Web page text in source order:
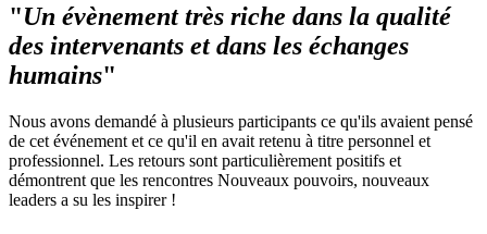
"Un évènement très riche dans la qualité
des intervenants et dans les échanges
humains"
Nous avons demandé à plusieurs participants ce qu'ils avaient pensé
de cet événement et ce qu'il en avait retenu à titre personnel et
professionnel. Les retours sont particulièrement positifs et
démontrent que les rencontres Nouveaux pouvoirs, nouveaux
leaders a su les inspirer !